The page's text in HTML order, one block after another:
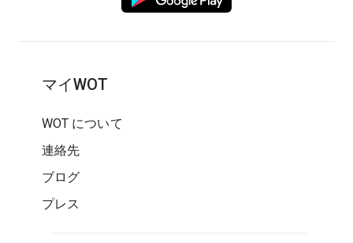
マイWOT
WOT について
連絡先
ブログ
プレス